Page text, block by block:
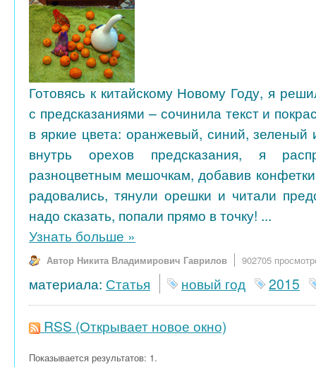
Готовясь к китайскому Новому Году, я
с предсказаниями – сочинила текст и
в яркие цвета: оранжевый, синий,
внутрь орехов предсказания, я
разноцветным мешочкам, добавив
радовались, тянули орешки и читали
надо сказать, попали прямо в точку! ...
Узнать больше »
Автор Никита Владимирович Гаврилов 902705
материала: Статья новый год 2015
RSS (Открывает новое окно)
Показывается результатов: 1.